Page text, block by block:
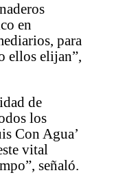
en
para
ellos elijan”,
de
los
Con Agua’
vital
señaló.